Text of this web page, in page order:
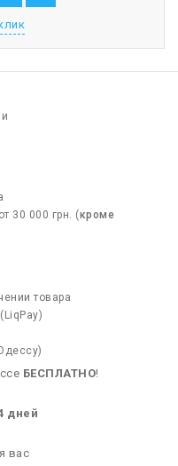
30 000 грн. (кроме
товара
БЕСПЛАТНО!
дней
вас